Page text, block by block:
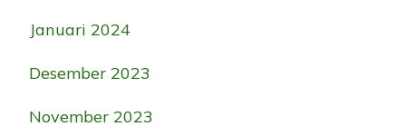
Januari 2024
Desember 2023
November 2023